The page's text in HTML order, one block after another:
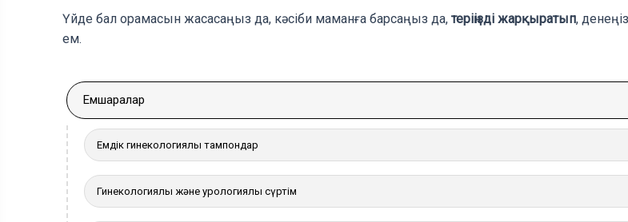
Үйде бал орамасын жасасаңыз да, кәсіби маманға барсаңыз да,теріңізді жарқыратып,
ем.
Емшаралар
Емдік гинекологиялық тампондар
Гинекологиялық және урологиялық сүртім